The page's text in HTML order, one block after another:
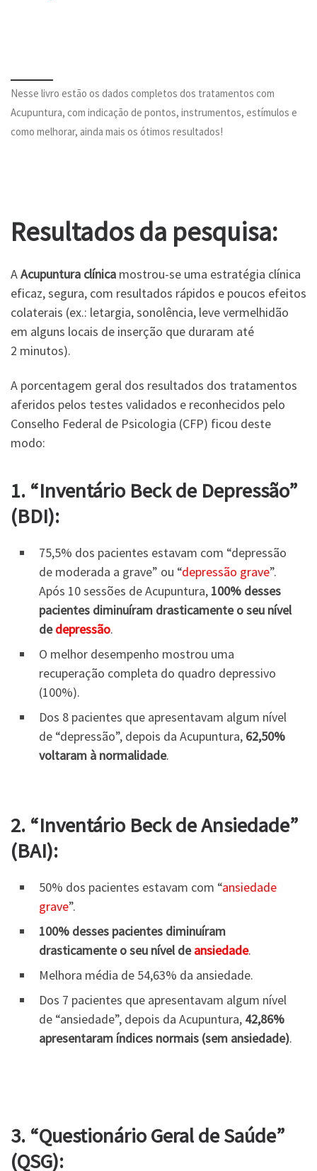
Nesse livro estão os dados completos dos tratamentos com
Acupuntura, com indicação de pontos, instrumentos, estímulos e
como melhorar, ainda mais os ótimos resultados!
Resultados da pesquisa:
AAcupuntura clínica mostrou-se uma estratégia clínica
eficaz, segura, com resultados rápidos e poucos efeitos
colaterais (ex.: letargia, sonolência, leve vermelhidão
em alguns locais de inserção que duraram até
2 minutos).
A porcentagem geral dos resultados dos tratamentos
aferidos pelos testes validados e reconhecidos pelo
Conselho Federal de Psicologia (CFP) ficou deste
modo:
1. “Inventário Beck de Depressão”
(BDI):
75,5% dos pacientes estavam com “depressão
de moderada a grave” ou “depressão grave”.
Após 10 sessões de Acupuntura, 100% desses
pacientes diminuíram drasticamente o seu nível
dedepressão.
O melhor desempenho mostrou uma
recuperação completa do quadro depressivo
(100%).
Dos 8 pacientes que apresentavam algum nível
de “depressão”, depois da Acupuntura, 62,50%
voltaram à normalidade.
2. “Inventário Beck de Ansiedade”
(BAI):
50% dos pacientes estavam com “ansiedade
grave”.
100% desses pacientes diminuíram
drasticamente o seu nível deansiedade.
Melhora média de 54,63% da ansiedade.
Dos 7 pacientes que apresentavam algum nível
de “ansiedade”, depois da Acupuntura, 42,86%
apresentaram índices normais (sem ansiedade).
3. “Questionário Geral de Saúde”
(QSG):